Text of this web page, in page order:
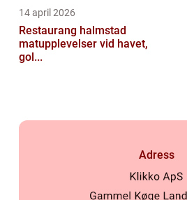
14 april 2026
Restaurang halmstad
matupplevelser vid havet,
gol...
Adress